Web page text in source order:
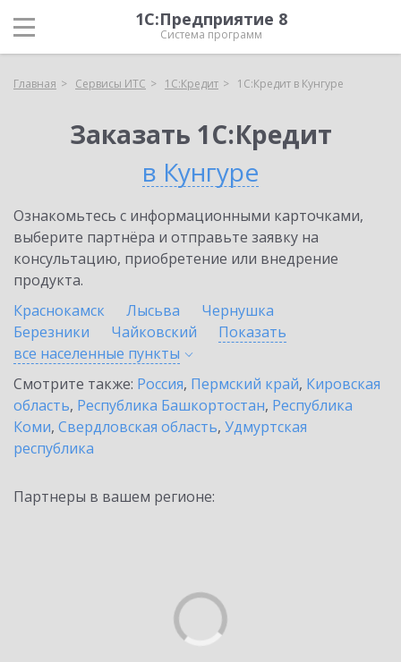
1С:Предприятие 8
Система программ
Главная Сервисы ИТС 1С:Кредит 1С:Кредит в Кунгуре
Заказать 1С:Кредит
в Кунгуре
Ознакомьтесь с информационными карточками,
выберите партнёра и отправьте заявку на
консультацию, приобретение или внедрение
продукта.
Краснокамск
Лысьва
Чернушка
Березники
Чайковский
Показать
все населенные пункты
Смотрите также: Россия, Пермский край, Кировская
область, Республика Башкортостан, Республика
Коми, Свердловская область, Удмуртская
республика
Партнеры в вашем регионе: